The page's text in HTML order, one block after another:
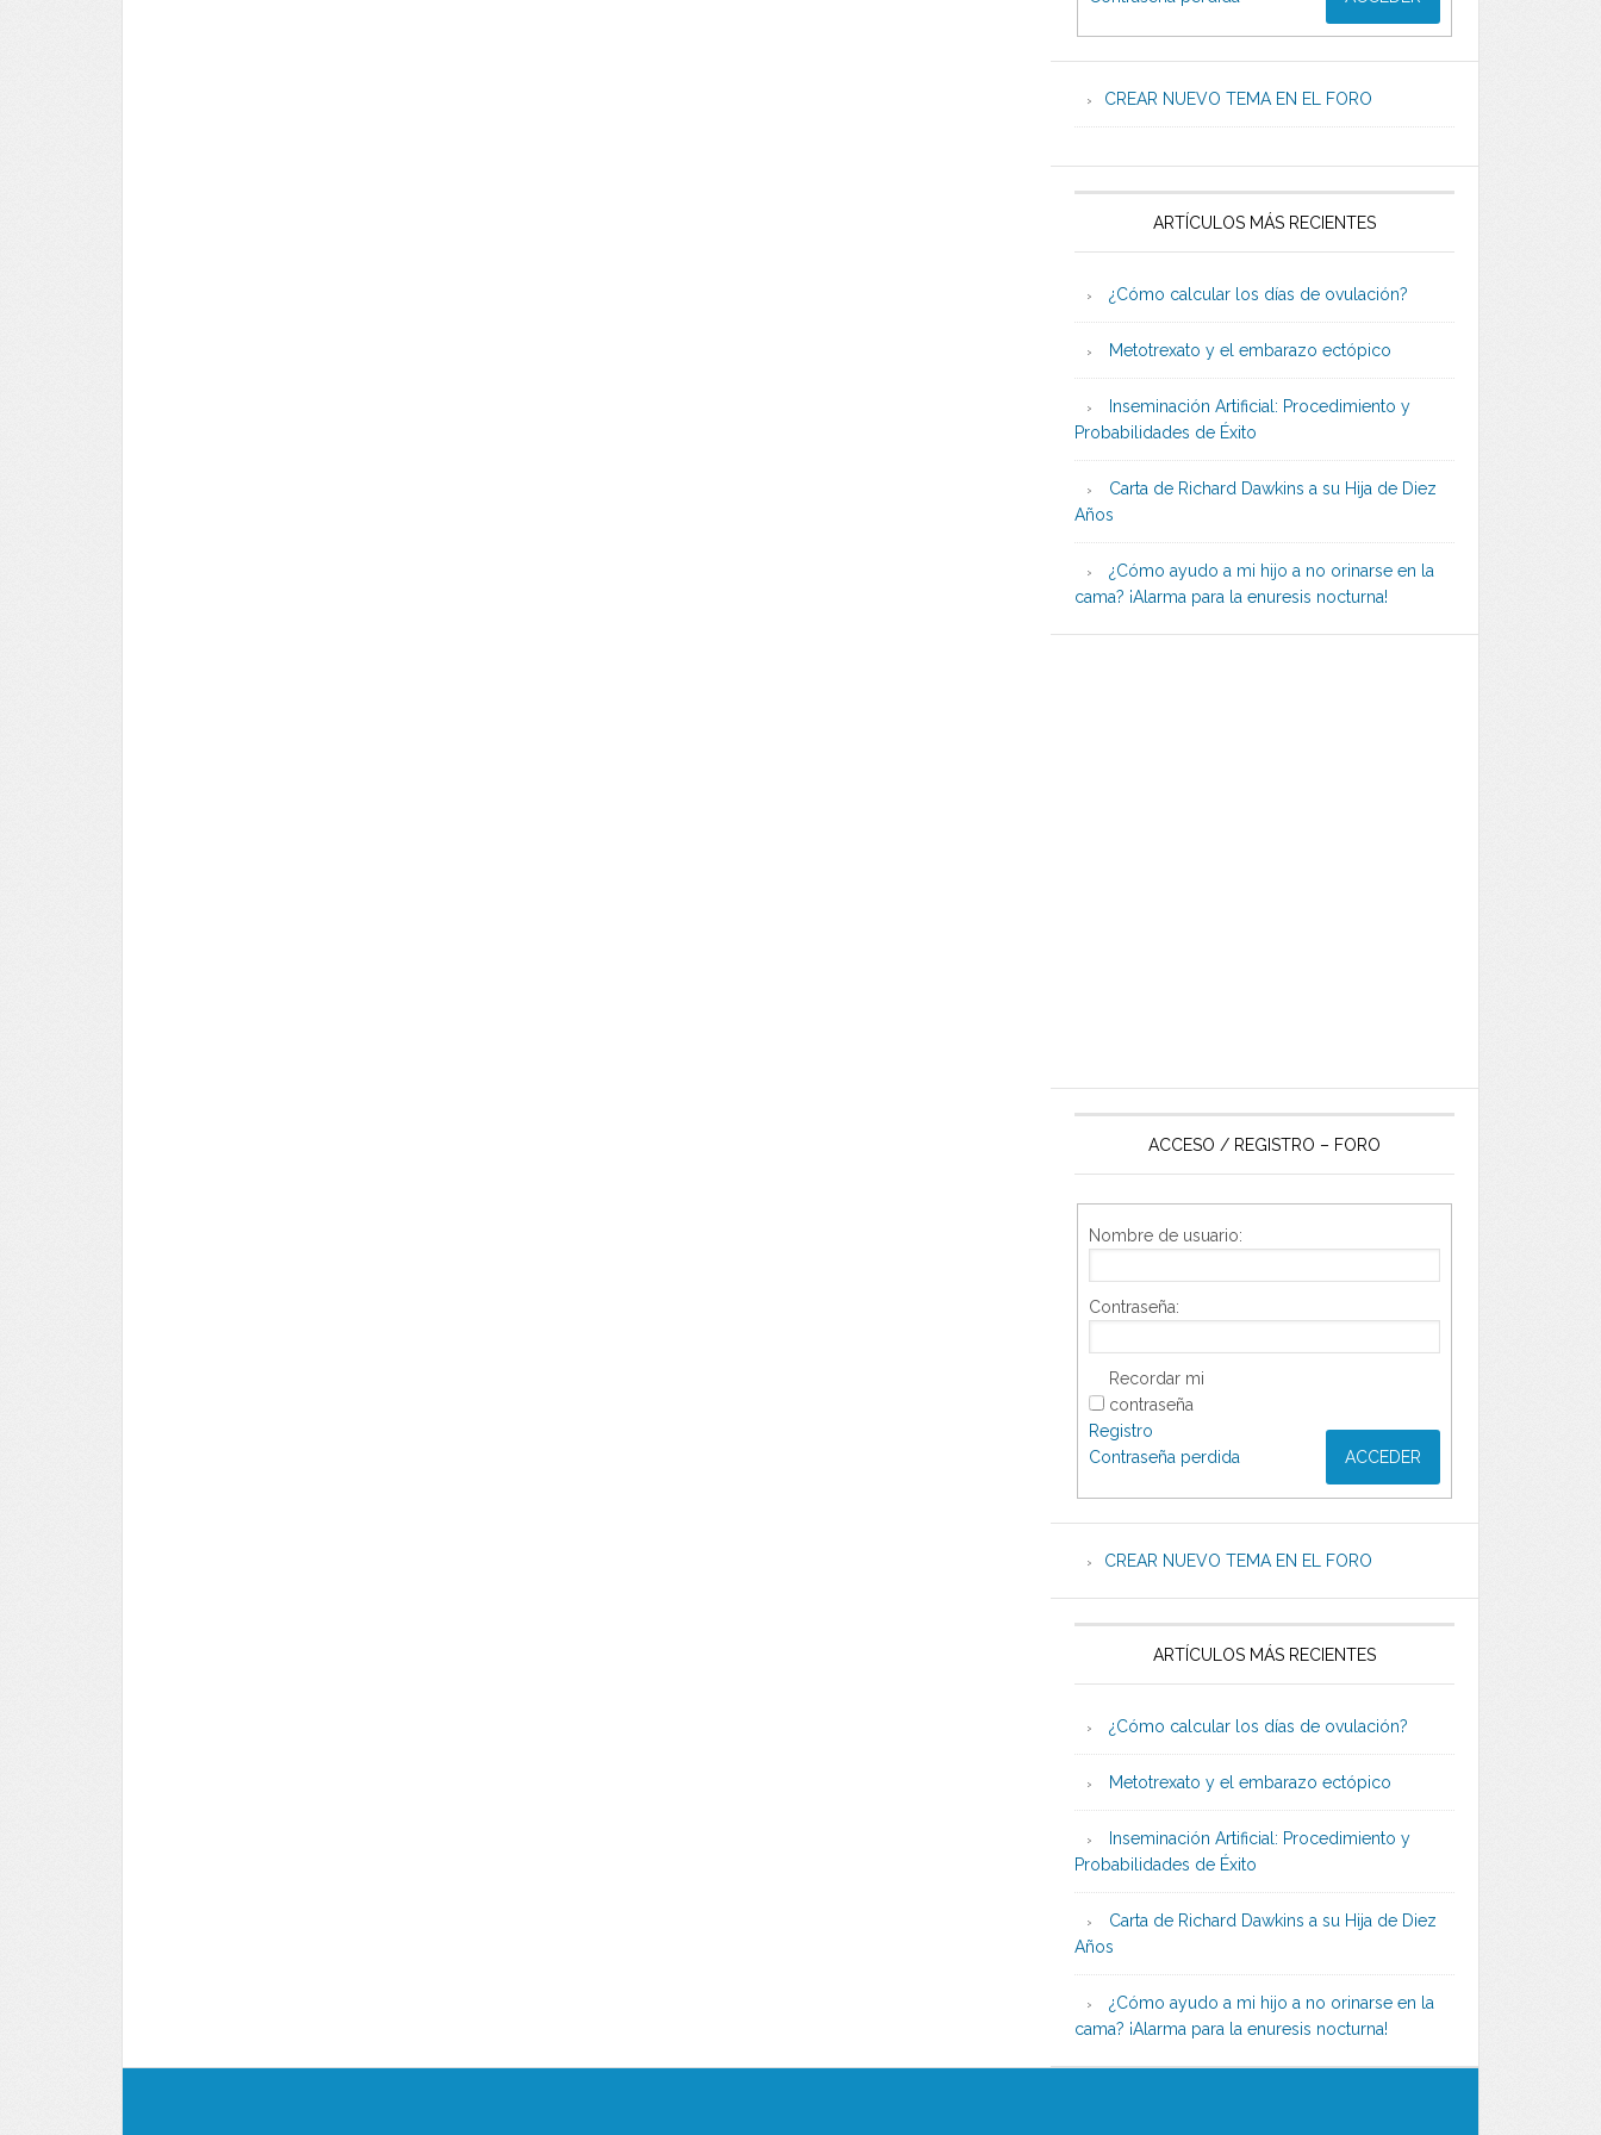
CREAR NUEVO TEMA EN EL FORO
ARTÍCULOS MÁS RECIENTES
¿Cómo calcular los días de ovulación?
Metotrexato y el embarazo ectópico
Inseminación Artificial: Procedimiento y
Probabilidades de Éxito
Carta de Richard Dawkins a su Hija de Diez
Años
¿Cómo ayudo a mi hijo a no orinarse en la
cama? ¡Alarma para la enuresis nocturna!
ACCESO / REGISTRO – FORO
Nombre de usuario:
Contraseña:
Recordar mi
contraseña
ACCEDER
Registro
Contraseña perdida
CREAR NUEVO TEMA EN EL FORO
ARTÍCULOS MÁS RECIENTES
¿Cómo calcular los días de ovulación?
Metotrexato y el embarazo ectópico
Inseminación Artificial: Procedimiento y
Probabilidades de Éxito
Carta de Richard Dawkins a su Hija de Diez
Años
¿Cómo ayudo a mi hijo a no orinarse en la
cama? ¡Alarma para la enuresis nocturna!